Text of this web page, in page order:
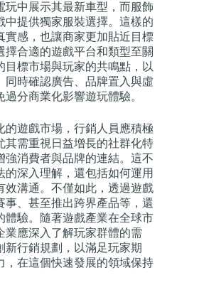
玩中展示其最新車型，而服飾
中提供獨家服裝選擇。這樣的
實感，也讓商家更加貼近目標
擇合適的遊戲平台和類型至關
目標市場與玩家的共鳴點，以
同時確認廣告、品牌置入與虛
分商業化影響遊玩體驗。
的遊戲市場，行銷人員應積極
其需重視日益增長的社群化特
強消費者與品牌的連結。這不
深入理解，還包括如何運用
效溝通。不僅如此，透過遊戲
事、甚至推出跨界產品等，還
體驗。隨著遊戲產業在全球市
業應深入了解玩家群體的需
新行銷規劃，以滿足玩家期
，在這個快速發展的領域保持